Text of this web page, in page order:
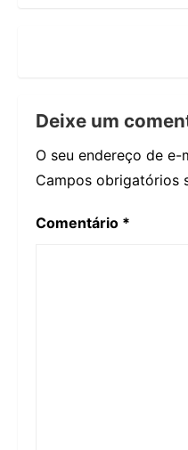
Deixe um
O seu endereço de
Campos obrigatórios
Comentário *